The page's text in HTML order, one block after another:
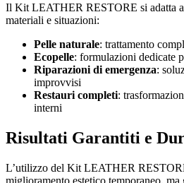
Il Kit LEATHER RESTORE si adatta
materiali e situazioni:
Pelle naturale: trattamento
Ecopelle: formulazioni dedicate
Riparazioni di emergenza:
improvvisi
Restauri completi:
interni
Risultati Garantiti e
L’utilizzo del Kit LEATHER
miglioramento estetico temporaneo, ma